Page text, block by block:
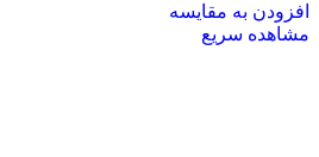
افزودن به مقایسه
مشاهده سریع